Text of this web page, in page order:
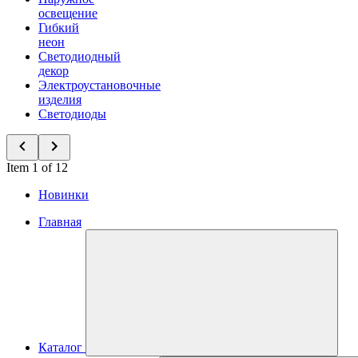
освещение
Гибкий
неон
Светодиодный
декор
Электроустановочные
изделия
Светодиоды
Item 1 of 12
Новинки
Главная
Каталог